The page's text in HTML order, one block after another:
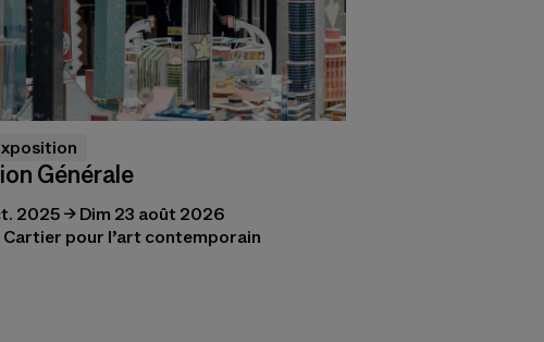
Générale
2025 → Dim 23 août 2026
Cartier pour l’art contemporain